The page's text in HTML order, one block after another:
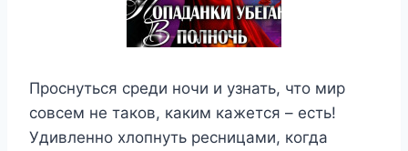
Проснуться среди ночи и узнать, что мир
совсем не таков, каким кажется – есть!
Удивленно хлопнуть ресницами, когда